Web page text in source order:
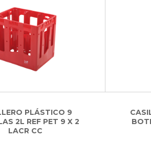
PLÁSTICO 9
2L REF PET 9 X 2
LACR CC